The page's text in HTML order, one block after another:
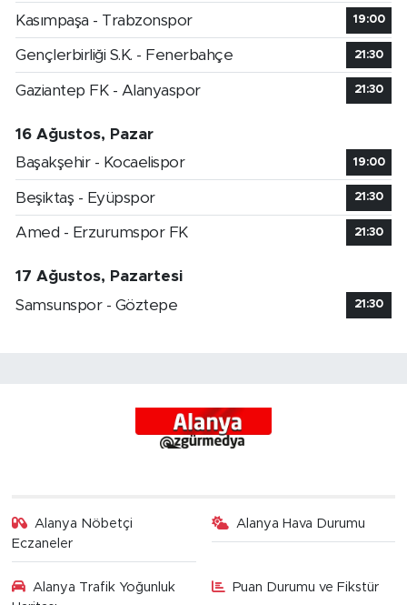
Kasımpaşa - Trabzonspor 19:00
Gençlerbirliği S.K. - Fenerbahçe 21:30
Gaziantep FK - Alanyaspor 21:30
16 Ağustos, Pazar
Başakşehir - Kocaelispor
19:00
Beşiktaş - Eyüpspor 21:30
Amed - Erzurumspor FK 21:30
17 Ağustos, Pazartesi
Samsunspor - Göztepe
21:30
Alanya Nöbetçi
Eczaneler
Alanya Hava Durumu
Alanya Trafik Yoğunluk
Puan Durumu ve Fikstür